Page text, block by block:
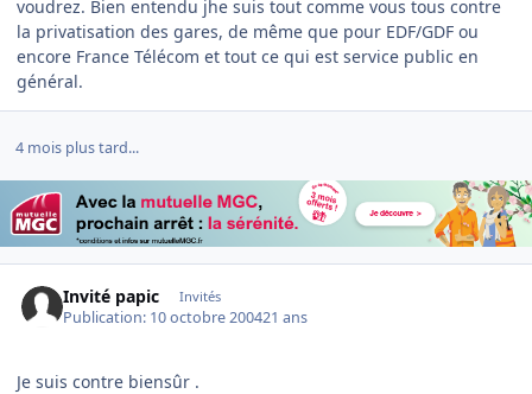
voudrez. Bien entendu jhe suis tout comme vous tous contre
la privatisation des gares, de même que pour EDF/GDF ou
encore France Télécom et tout ce qui est service public en
général.
4 mois plus tard...
Invité papic Invités
Publication: 10 octobre 200421 ans
Je suis contre biensûr .